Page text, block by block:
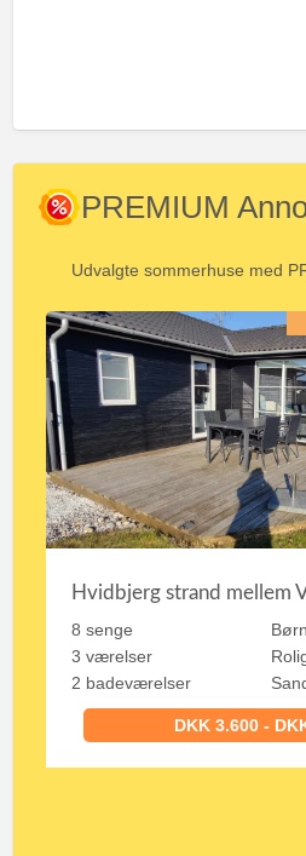
PREMIUM
Udvalgte sommerhuse med
Hvidbjerg strand mellem
8 senge
3 værelser
2 badeværelser
DKK 3.600 -